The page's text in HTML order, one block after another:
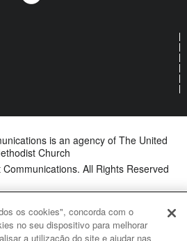
is an agency of The United
Church
All Rights Reserved
os cookies", concorda com o
no seu dispositivo para melhorar
a utilização do site e ajudar nas